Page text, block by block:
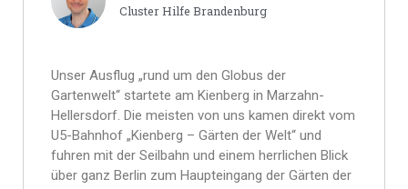
Cluster Hilfe Brandenburg
Unser Ausflug „rund um den Globus der
Gartenwelt“ startete am Kienberg in Marzahn-
Hellersdorf. Die meisten von uns kamen direkt vom
U5-Bahnhof „Kienberg – Gärten der Welt“ und
fuhren mit der Seilbahn und einem herrlichen Blick
über ganz Berlin zum Haupteingang der Gärten der